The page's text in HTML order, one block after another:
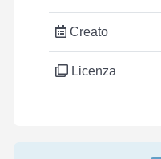
Creato
Licenza